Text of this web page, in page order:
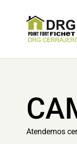
Atendemos